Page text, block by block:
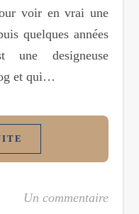
voir en vrai une
quelques années
une designeuse
et qui…
Un commentaire